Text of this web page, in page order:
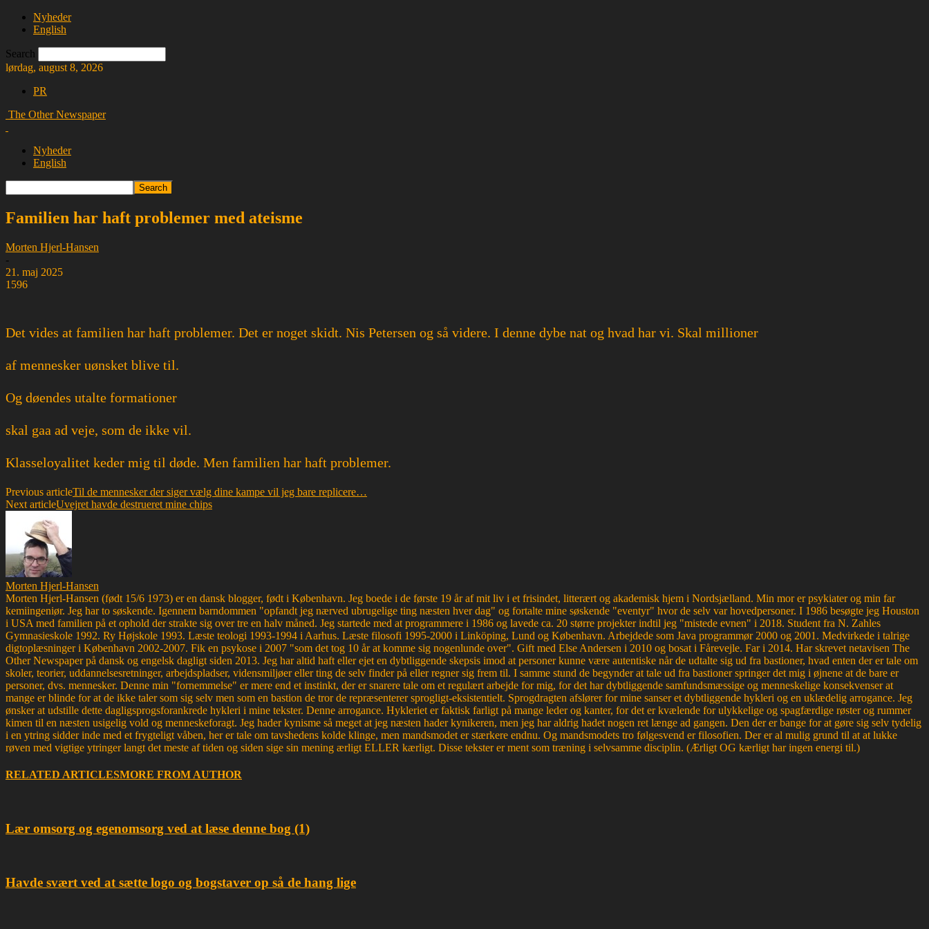
Nyheder
English
Search
lørdag, august 8, 2026
PR
The Other Newspaper
Nyheder
English
Familien har haft problemer med ateisme
Morten Hjerl-Hansen
-
21. maj 2025
1596
Det vides at familien har haft problemer. Det er noget skidt. Nis Petersen og så videre. I denne dybe nat og hvad har vi. Skal millioner
af mennesker uønsket blive til.
Og døendes utalte formationer
skal gaa ad veje, som de ikke vil.
Klasseloyalitet keder mig til døde. Men familien har haft problemer.
Previous articleTil de mennesker der siger vælg dine kampe vil jeg bare replicere…
Next articleUvejret havde destrueret mine chips
Morten Hjerl-Hansen
Morten Hjerl-Hansen (født 15/6 1973) er en dansk blogger, født i København. Jeg boede i de første 19 år af mit liv i et frisindet, litterært og akademisk hjem i Nordsjælland. Min mor er psykiater og min far
kemiingeniør. Jeg har to søskende. Igennem barndommen "opfandt jeg nærved ubrugelige ting næsten hver dag" og fortalte mine søskende "eventyr" hvor de selv var hovedpersoner. I 1986 besøgte jeg Houston
i USA med familien på et ophold der strakte sig over tre en halv måned. Jeg startede med at programmere i 1986 og lavede ca. 20 større projekter indtil jeg "mistede evnen" i 2018. Student fra N. Zahles
Gymnasieskole 1992. Ry Højskole 1993. Læste teologi 1993-1994 i Aarhus. Læste filosofi 1995-2000 i Linköping, Lund og København. Arbejdede som Java programmør 2000 og 2001. Medvirkede i talrige
digtoplæsninger i København 2002-2007. Fik en psykose i 2007 "som det tog 10 år at komme sig nogenlunde over". Gift med Else Andersen i 2010 og bosat i Fårevejle. Far i 2014. Har skrevet netavisen The
Other Newspaper på dansk og engelsk dagligt siden 2013. Jeg har altid haft eller ejet en dybtliggende skepsis imod at personer kunne være autentiske når de udtalte sig ud fra bastioner, hvad enten der er tale om
skoler, teorier, uddannelsesretninger, arbejdspladser, vidensmiljøer eller ting de selv finder på eller regner sig frem til. I samme stund de begynder at tale ud fra bastioner springer det mig i øjnene at de bare er
personer, dvs. mennesker. Denne min "fornemmelse" er mere end et instinkt, der er snarere tale om et regulært arbejde for mig, for det har dybtliggende samfundsmæssige og menneskelige konsekvenser at
mange er blinde for at de ikke taler som sig selv men som en bastion de tror de repræsenterer sprogligt-eksistentielt. Sprogdragten afslører for mine sanser et dybtliggende hykleri og en uklædelig arrogance. Jeg
ønsker at udstille dette dagligsprogsforankrede hykleri i mine tekster. Denne arrogance. Hykleriet er faktisk farligt på mange leder og kanter, for det er kvælende for ulykkelige og spagfærdige røster og rummer
kimen til en næsten usigelig vold og menneskeforagt. Jeg hader kynisme så meget at jeg næsten hader kynikeren, men jeg har aldrig hadet nogen ret længe ad gangen. Den der er bange for at gøre sig selv tydelig
i en ytring sidder inde med et frygteligt våben, her er tale om tavshedens kolde klinge, men mandsmodet er stærkere endnu. Og mandsmodets tro følgesvend er filosofien. Der er al mulig grund til at at lukke
røven med vigtige ytringer langt det meste af tiden og siden sige sin mening ærligt ELLER kærligt. Disse tekster er ment som træning i selvsamme disciplin. (Ærligt OG kærligt har ingen energi til.)
RELATED ARTICLESMORE FROM AUTHOR
Lær omsorg og egenomsorg ved at læse denne bog (1)
Havde svært ved at sætte logo og bogstaver op så de hang lige